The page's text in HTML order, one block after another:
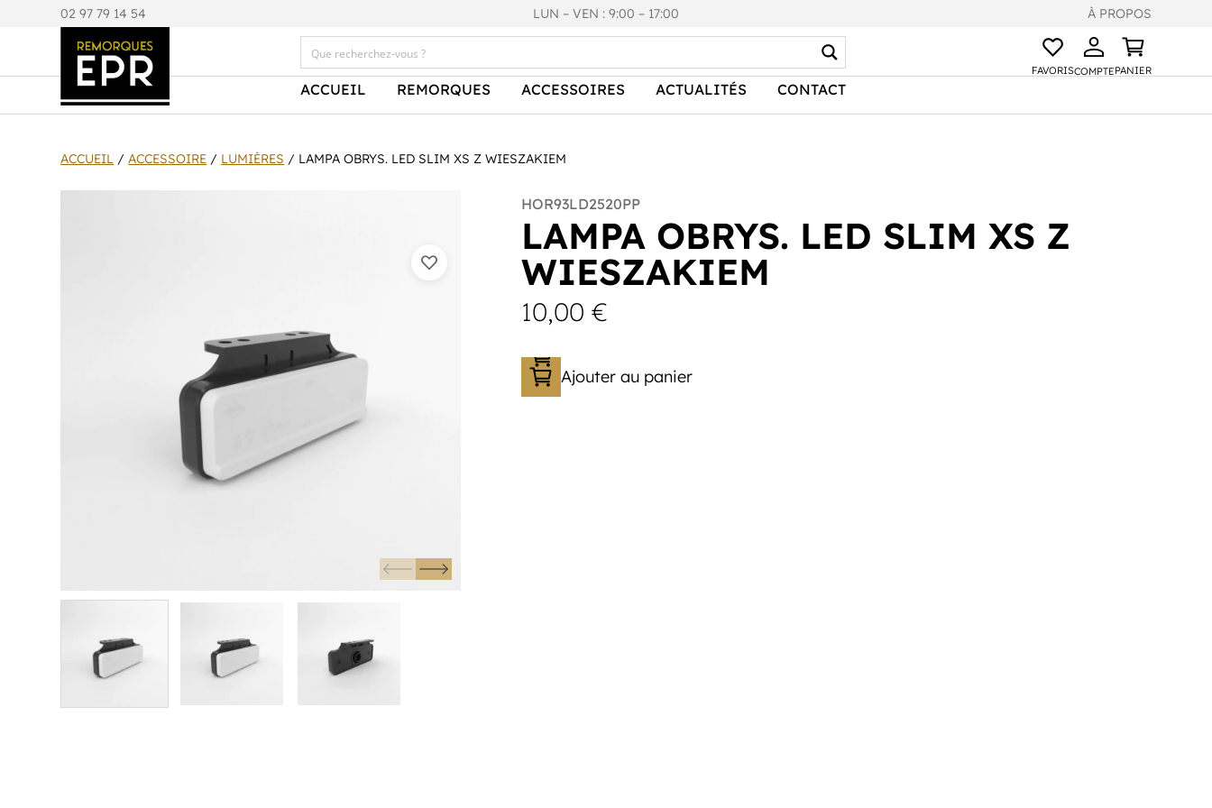
02 97 79 14 54 LUN – VEN : 9:00 – 17:00 À PROPOS
ACCUEIL REMORQUES ACCESSOIRES ACTUALITÉS CONTACT
FAVORISCOMPTEPANIER
ACCUEIL /ACCESSOIRE / LUMIÈRES / LAMPA OBRYS. LED SLIM XS Z WIESZAKIEM
HOR93LD2520PP
LAMPA OBRYS. LED SLIM XS Z
WIESZAKIEM
10,00 €
Ajouter au panier